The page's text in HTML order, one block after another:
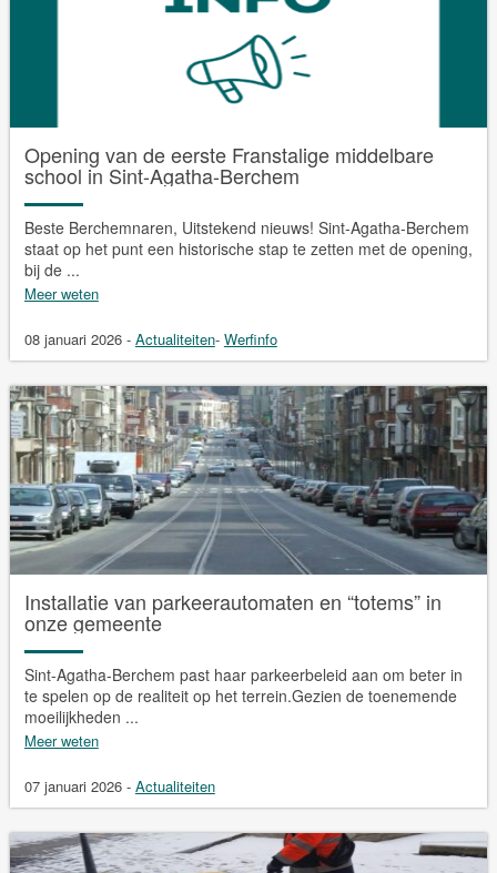
Opening van de eerste Franstalige middelbare
school in Sint-Agatha-Berchem
Beste Berchemnaren, Uitstekend nieuws! Sint-Agatha-Berchem
staat op het punt een historische stap te zetten met de opening,
bij de ...
Meer weten
08 januari 2026 - Actualiteiten- Werfinfo
Installatie van parkeerautomaten en “totems” in
onze gemeente
Sint-Agatha-Berchem past haar parkeerbeleid aan om beter in
te spelen op de realiteit op het terrein.Gezien de toenemende
moeilijkheden ...
Meer weten
07 januari 2026 - Actualiteiten